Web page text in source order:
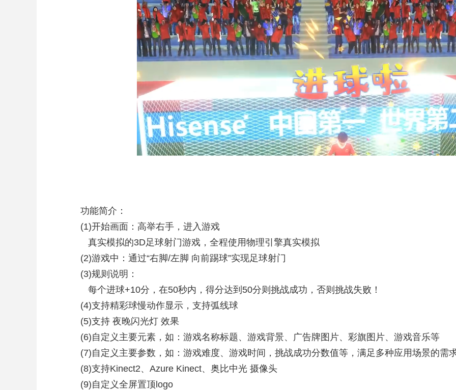
功能简介：
(1)开始画面：高举右手，进入游戏
真实模拟的3D足球射门游戏，全程使用物理引擎真实模拟
(2)游戏中：通过“右脚/左脚 向前踢球”实现足球射门
(3)规则说明：
每个进球+10分，在50秒内，得分达到50分则挑战成功，否则挑战失败！
(4)支持精彩球慢动作显示，支持弧线球
(5)支持 夜晚闪光灯 效果
(6)自定义主要元素，如：游戏名称标题、游戏背景、广告牌图片、彩旗图片、游戏音乐等
(7)自定义主要参数，如：游戏难度、游戏时间，挑战成功分数值等，满足多种应用场景的需
(8)支持Kinect2、Azure Kinect、奥比中光 摄像头
(9)自定义全屏置顶logo